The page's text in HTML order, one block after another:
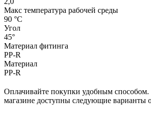
Макс температура рабочей среды
90 °С
Угол
45°
Материал фитинга
PP-R
Материал
PP-R
Оплачивайте покупки удобным способом.
магазине доступны следующие варианты